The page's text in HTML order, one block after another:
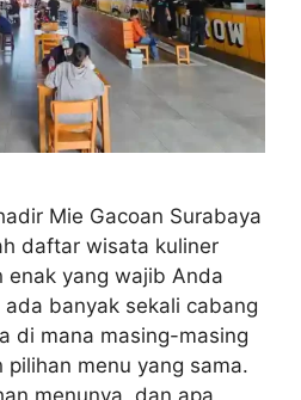
Mie Gacoan Surabaya
daftar wisata kuliner
enak yang wajib Anda
banyak sekali cabang
di mana masing-masing
menu yang sama.